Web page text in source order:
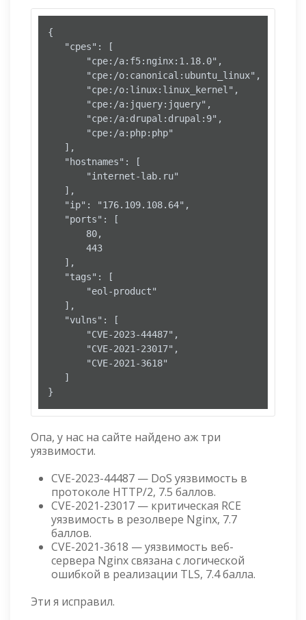
{
   "cpes": [
       "cpe:/a:f5:nginx:1.18.0",
       "cpe:/o:canonical:ubuntu_linux",
       "cpe:/o:linux:linux_kernel",
       "cpe:/a:jquery:jquery",
       "cpe:/a:drupal:drupal:9",
       "cpe:/a:php:php"
   ],
   "hostnames": [
       "internet-lab.ru"
   ],
   "ip": "176.109.108.64",
   "ports": [
       80,
       443
   ],
   "tags": [
       "eol-product"
   ],
   "vulns": [
       "CVE-2023-44487",
       "CVE-2021-23017",
       "CVE-2021-3618"
   ]
}
Опа, у нас на сайте найдено аж три
уязвимости.
CVE-2023-44487 — DoS уязвимость в
протоколе HTTP/2, 7.5 баллов.
CVE-2021-23017 — критическая RCE
уязвимость в резолвере Nginx, 7.7
баллов.
CVE-2021-3618 — уязвимость веб-
сервера Nginx связана с логической
ошибкой в реализации TLS, 7.4 балла.
Эти я исправил.